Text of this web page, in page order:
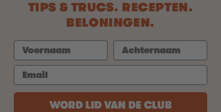
TIPS & TRUCS. RECEPTEN.
BELONINGEN.
WORD LID VAN DE CLUB